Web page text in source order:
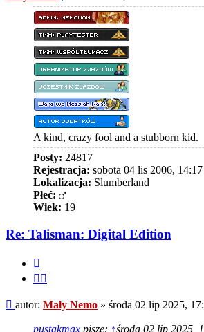
A kind, crazy fool and a stubborn kid.
Posty: 24817
Rejestracja: sobota 04 lis 2006, 14:17
Lokalizacja: Slumberland
Płeć:
Wiek: 19
Re: Talisman: Digital Edition
Post
autor: Mały Nemo » środa 02 lip 2025,
pustakmax pisze: ↑środa 02 lip 2025,